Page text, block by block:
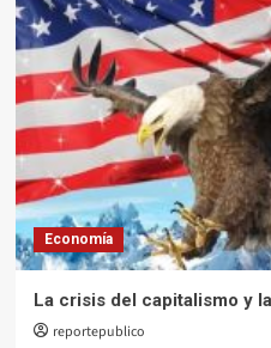
Economía
La crisis del capitalismo y
reportepublico